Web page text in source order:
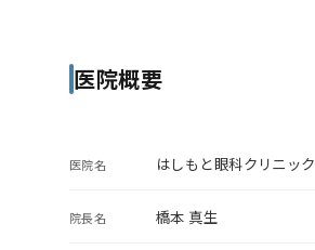
医院概要
医院名 はしもと眼科クリニック
院長名 橋本 真生